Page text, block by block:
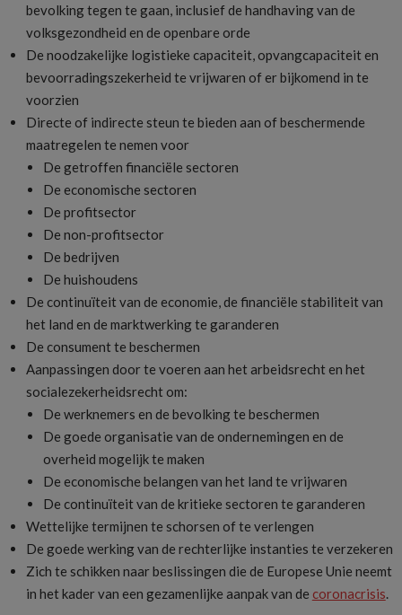
bevolking tegen te gaan, inclusief de handhaving van de
volksgezondheid en de openbare orde
De noodzakelijke logistieke capaciteit, opvangcapaciteit en
bevoorradingszekerheid te vrijwaren of er bijkomend in te
voorzien
Directe of indirecte steun te bieden aan of beschermende
maatregelen te nemen voor
De getroffen financiële sectoren
De economische sectoren
De profitsector
De non-profitsector
De bedrijven
De huishoudens
De continuïteit van de economie, de financiële stabiliteit van
het land en de marktwerking te garanderen
De consument te beschermen
Aanpassingen door te voeren aan het arbeidsrecht en het
socialezekerheidsrecht om:
De werknemers en de bevolking te beschermen
De goede organisatie van de ondernemingen en de
overheid mogelijk te maken
De economische belangen van het land te vrijwaren
De continuïteit van de kritieke sectoren te garanderen
Wettelijke termijnen te schorsen of te verlengen
De goede werking van de rechterlijke instanties te verzekeren
Zich te schikken naar beslissingen die de Europese Unie neemt
in het kader van een gezamenlijke aanpak van de coronacrisis